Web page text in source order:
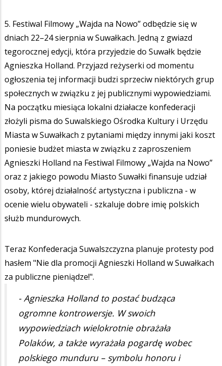
5. Festiwal Filmowy „Wajda na Nowo” odbędzie się w
dniach 22–24 sierpnia w Suwałkach. Jedną z gwiazd
tegorocznej edycji, która przyjedzie do Suwałk będzie
Agnieszka Holland. Przyjazd reżyserki od momentu
ogłoszenia tej informacji budzi sprzeciw niektórych grup
społecznych w związku z jej publicznymi wypowiedziami.
Na początku miesiąca lokalni działacze konfederacji
złożyli pisma do Suwalskiego Ośrodka Kultury i Urzędu
Miasta w Suwałkach z pytaniami między innymi jaki koszt
poniesie budżet miasta w związku z zaproszeniem
Agnieszki Holland na Festiwal Filmowy „Wajda na Nowo”
oraz z jakiego powodu Miasto Suwałki finansuje udział
osoby, której działalność artystyczna i publiczna - w
ocenie wielu obywateli - szkaluje dobre imię polskich
służb mundurowych.
Teraz Konfederacja Suwalszczyzna planuje protesty pod
hasłem "Nie dla promocji Agnieszki Holland w Suwałkach
za publiczne pieniądze!".
- Agnieszka Holland to postać budząca
ogromne kontrowersje. W swoich
wypowiedziach wielokrotnie obrażała
Polaków, a także wyrażała pogardę wobec
polskiego munduru – symbolu honoru i